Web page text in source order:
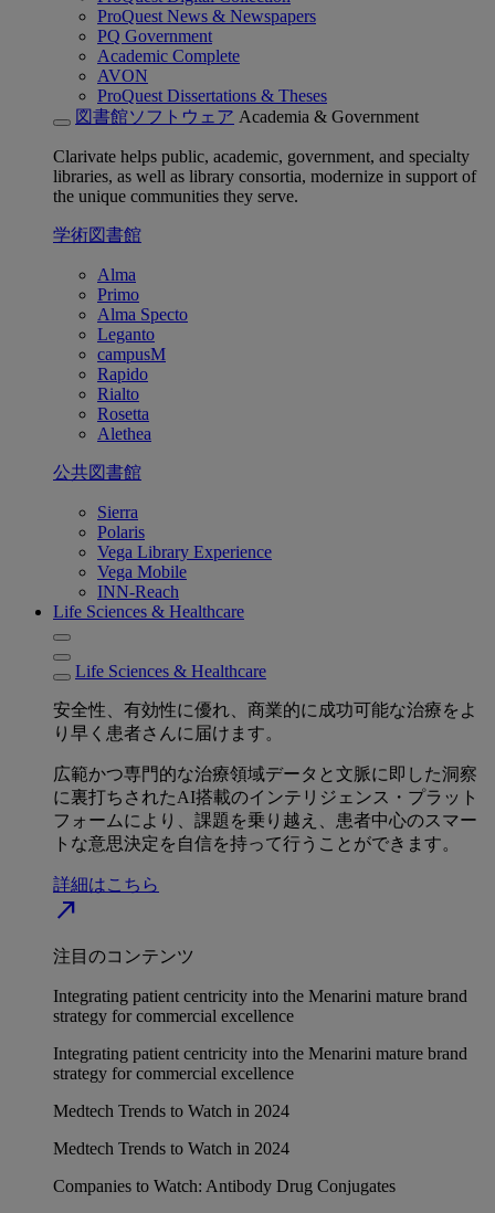
ProQuest News & Newspapers
PQ Government
Academic Complete
AVON
ProQuest Dissertations & Theses
図書館ソフトウェア Academia & Government
Clarivate helps public, academic, government, and specialty
libraries, as well as library consortia, modernize in support of
the unique communities they serve.
学術図書館
Alma
Primo
Alma Specto
Leganto
campusM
Rapido
Rialto
Rosetta
Alethea
公共図書館
Sierra
Polaris
Vega Library Experience
Vega Mobile
INN-Reach
Life Sciences & Healthcare
Life Sciences & Healthcare
安全性、有効性に優れ、商業的に成功可能な治療をよ
り早く患者さんに届けます。
広範かつ専門的な治療領域データと文脈に即した洞察
に裏打ちされたAI搭載のインテリジェンス・プラット
フォームにより、課題を乗り越え、患者中心のスマー
トな意思決定を自信を持って行うことができます。
詳細はこちら
north_east
注目のコンテンツ
Integrating patient centricity into the Menarini mature brand
strategy for commercial excellence
Integrating patient centricity into the Menarini mature brand
strategy for commercial excellence
Medtech Trends to Watch in 2024
Medtech Trends to Watch in 2024
Companies to Watch: Antibody Drug Conjugates